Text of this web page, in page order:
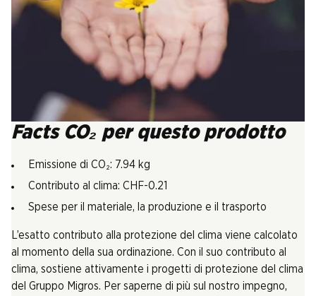
Facts CO₂ per questo prodotto
Emissione di CO₂: 7.94 kg
Contributo al clima: CHF-0.21
Spese per il materiale, la produzione e il trasporto
L’esatto contributo alla protezione del clima viene calcolato
al momento della sua ordinazione. Con il suo contributo al
clima, sostiene attivamente i progetti di protezione del clima
del Gruppo Migros. Per saperne di più sul nostro impegno,